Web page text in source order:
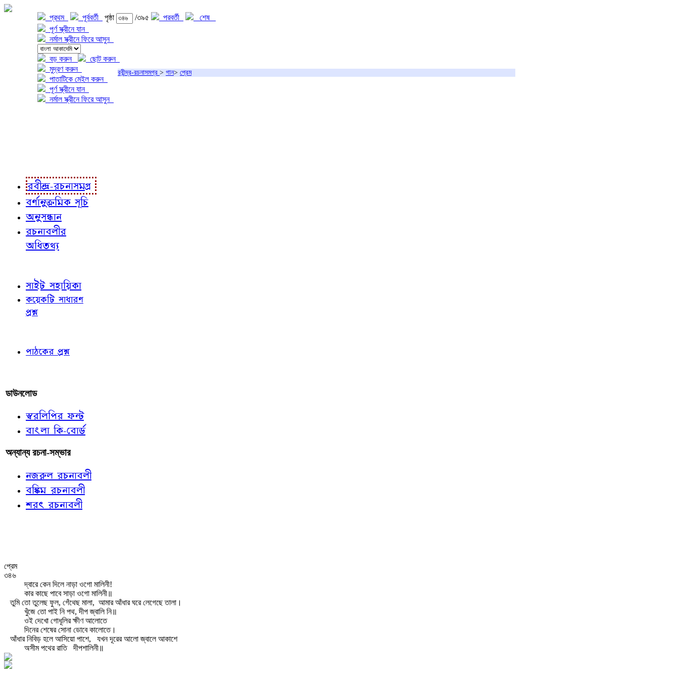
প্রথম পূর্ববর্তী পৃষ্ঠা /৩৯৫ পরবর্তী
শেষ
পূর্ণ স্ক্রীনে যান
নর্মাল স্ক্রীনে ফিরে আসুন
বড় করুন
ছোট করুন
মুদ্রণ করুন
পাতাটিকে মেইল করুন
পূর্ণ স্ক্রীনে যান
নর্মাল স্ক্রীনে ফিরে আসুন
রবীন্দ্র-রচনাসমগ্র > গান> প্রেম
রবীন্দ্র-রচনাসমগ্র
বর্ণানুক্রমিক সূচি
অনুসন্ধান
রচনাবলীর
অধিতথ্য
সাইট সহায়িকা
কয়েকটি সাধারণ
প্রশ্ন
পাঠকের প্রশ্ন
ডাউনলোড
স্বরলিপির ফন্ট
বাংলা কি-বোর্ড
অন্যান্য রচনা-সম্ভার
নজরুল রচনাবলী
বঙ্কিম রচনাবলী
শরৎ রচনাবলী
প্রেম
৩৪৬
দ্বারে কেন দিলে নাড়া ওগো মালিনী!
কার কাছে পাবে সাড়া ওগো মালিনী॥
তুমি তো তুলেছ ফুল, গেঁথেছ মালা, আমার আঁধার ঘরে লেগেছে তালা।
খুঁজে তো পাই নি পথ, দীপ জ্বালি নি॥
ওই দেখো গোধূলির ক্ষীণ আলোতে
দিনের শেষের সোনা ডোবে কালোতে।
আঁধার নিবিড় হলে আসিয়ো পাশে,
যখন দূরের আলো জ্বালে আকাশে
অসীম পথের রাতি
দীপশালিনী॥